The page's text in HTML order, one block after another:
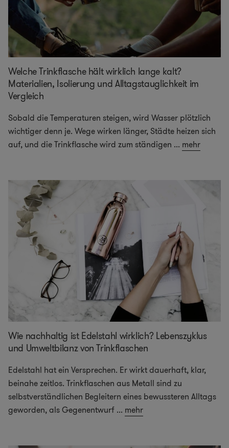
Welche Trinkflasche hält wirklich lange kalt?
Materialien, Isolierung und Alltagstauglichkeit im
Vergleich
Sobald die Temperaturen steigen, wird Wasser plötzlich
wichtiger denn je. Wege wirken länger, Städte heizen sich
auf, und die Trinkflasche wird zum ständigen ... mehr
Wie nachhaltig ist Edelstahl wirklich? Lebenszyklus
und Umweltbilanz von Trinkflaschen
Edelstahl hat ein Versprechen. Er wirkt dauerhaft, klar,
beinahe zeitlos. Trinkflaschen aus Metall sind zu
selbstverständlichen Begleitern eines bewussteren Alltags
geworden, als Gegenentwurf ... mehr